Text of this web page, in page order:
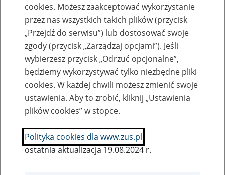
Baza zlikwidowanych lub
przekształconych zakładów pracy
Nazwa zakładu pracy:
SZUKAJ
cookies. Możesz zaakceptować wykorzystanie
przez nas wszystkich takich plików (przycisk
„Przejdź do serwisu”) lub dostosować swoje
zgody (przycisk „Zarządzaj opcjami”). Jeśli
wybierzesz przycisk „Odrzuć opcjonalne”,
będziemy wykorzystywać tylko niezbędne pliki
cookies. W każdej chwili możesz zmienić swoje
ustawienia. Aby to zrobić, kliknij „Ustawienia
plików cookies” w stopce.
Polityka cookies dla www.zus.pl
ostatnia aktualizacja 19.08.2024 r.